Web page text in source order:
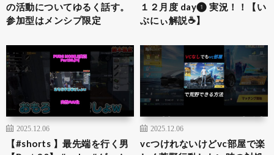
の活動についてゆるく話す。
参加型はメンシプ限定
１２月度 day❶ 実況！！【い
ぶにぃ解説☕️】
2025.12.06
【#shorts 】最先端を行く男
2025.12.06
vcつけれないけどvc部屋で楽